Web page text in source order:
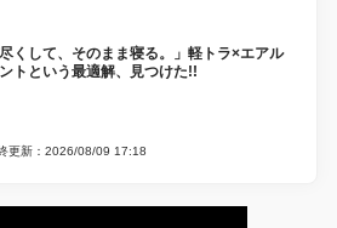
尽くして、そのまま寝る。」軽トラ×エアル
トという最適解、見つけた!!
更新：2026/08/09 17:18